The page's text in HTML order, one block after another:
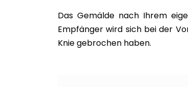
Das Gemälde nach Ihrem
Empfänger wird sich bei der
Knie gebrochen haben.